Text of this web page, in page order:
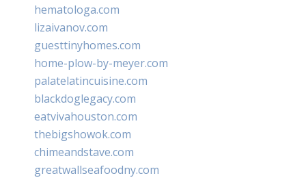
hematologa.com
lizaivanov.com
guesttinyhomes.com
home-plow-by-meyer.com
palatelatincuisine.com
blackdoglegacy.com
eatvivahouston.com
thebigshowok.com
chimeandstave.com
greatwallseafoodny.com